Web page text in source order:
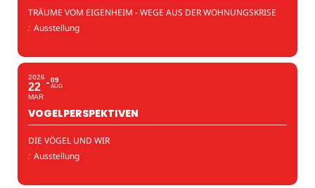
TRÄUME VOM EIGENHEIM - WEGE AUS DER WOHNUNGSKRISE
: Ausstellung
2026
22
MAR
09
AUG
VOGELPERSPEKTIVEN
DIE VÖGEL UND WIR
: Ausstellung